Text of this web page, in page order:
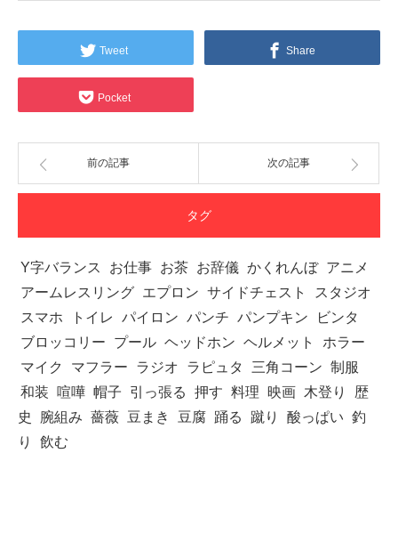
Tweet Share
Pocket
前の記事 次の記事
タグ
Y字バランス お仕事 お茶 お辞儀 かくれんぼ アニメ
アームレスリング エプロン サイドチェスト
スタジオ
スマホ
トイレ パイロン パンチ パンプキン
ビンタ
ブロッコリー
プール ヘッドホン ヘルメット
ホラー
マイク
マフラー ラジオ ラピュタ 三角コーン 制服
和装
喧嘩 帽子 引っ張る 押す 料理 映画 木登り
歴
史
腕組み 薔薇 豆まき 豆腐 踊る 蹴り 酸っぱい 釣
り
飲む